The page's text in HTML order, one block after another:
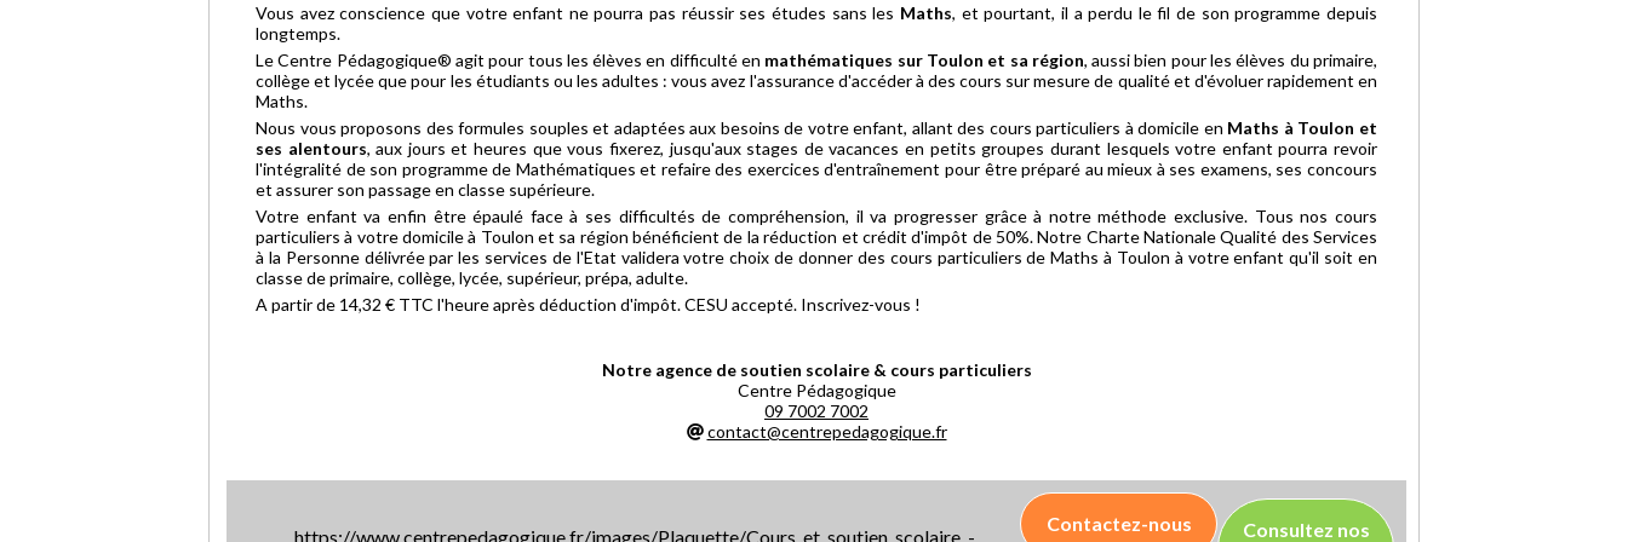
Vous avez conscience que votre enfant ne pourra pas réussir ses études sans les Maths, et pourtant, il a perdu le fil de son programme depuis
longtemps.
Le Centre Pédagogique® agit pour tous les élèves en difficulté en mathématiques sur Toulon et sa région, aussi bien pour les élèves du primaire,
collège et lycée que pour les étudiants ou les adultes : vous avez l'assurance d'accéder à des cours sur mesure de qualité et d'évoluer rapidement en
Maths.
Nous vous proposons des formules souples et adaptées aux besoins de votre enfant, allant des cours particuliers à domicile en Maths à Toulon et
ses alentours, aux jours et heures que vous fixerez, jusqu'aux stages de vacances en petits groupes durant lesquels votre enfant pourra revoir
l'intégralité de son programme de Mathématiques et refaire des exercices d'entraînement pour être préparé au mieux à ses examens, ses concours
et assurer son passage en classe supérieure.
Votre enfant va enfin être épaulé face à ses difficultés de compréhension, il va progresser grâce à notre méthode exclusive. Tous nos cours
particuliers à votre domicile à Toulon et sa région bénéficient de la réduction et crédit d'impôt de 50%. Notre Charte Nationale Qualité des Services
à la Personne délivrée par les services de l'Etat validera votre choix de donner des cours particuliers de Maths à Toulon à votre enfant qu'il soit en
classe de primaire, collège, lycée, supérieur, prépa, adulte.
A partir de 14,32 € TTC l'heure après déduction d'impôt. CESU accepté. Inscrivez-vous !
Notre agence de soutien scolaire & cours particuliers
Centre Pédagogique
09 7002 7002
contact@centrepedagogique.fr
https://www.centrepedagogique.fr/images/Plaquette/Cours_et_soutien_scolaire_-
Contactez-nous Consultez nos